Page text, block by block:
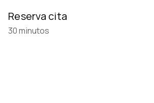
Reserva cita
30 minutos